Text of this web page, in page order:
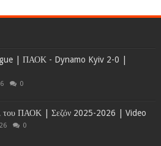
| ΠΑΟΚ - Dynamo Kyiv 2-0 |
0
του ΠΑΟΚ | Σεζόν 2025-2026 | Video
0